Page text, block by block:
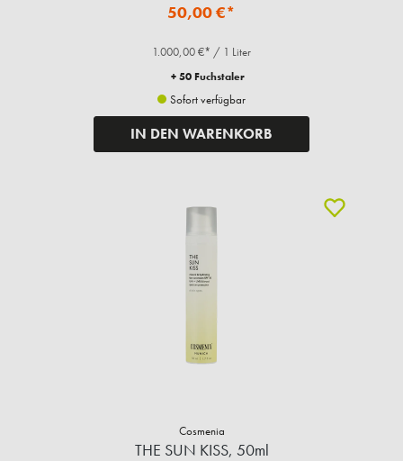
50,00 €*
1.000,00 €* / 1 Liter
+ 50 Fuchstaler
Sofort verfügbar
IN DEN WARENKORB
Cosmenia
THE SUN KISS, 50ml